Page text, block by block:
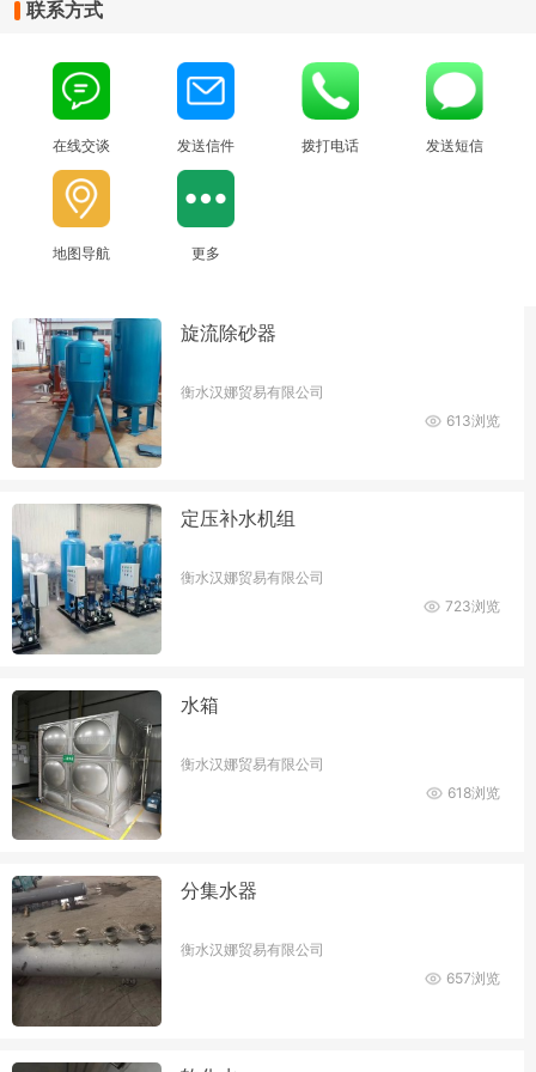
联系方式
在线交谈 发送信件 拨打电话 发送短信
地图导航 更多
旋流除砂器
衡水汉娜贸易有限公司
613浏览
定压补水机组
衡水汉娜贸易有限公司
723浏览
水箱
衡水汉娜贸易有限公司
618浏览
分集水器
衡水汉娜贸易有限公司
657浏览